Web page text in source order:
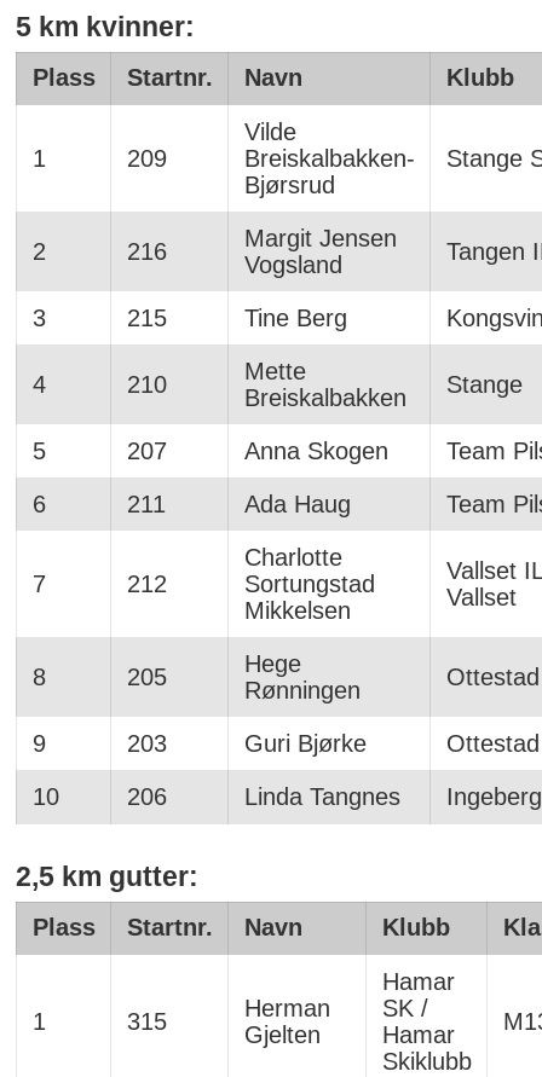
5 km kvinner:
Plass Startnr. Navn Klubb
1 209
Vilde
Breiskalbakken-
Bjørsrud
Stange
2 216
Margit Jensen
Vogsland
Tangen
3 215 Tine Berg
4 210
Mette
Breiskalbakken
Stange
5 207 Anna Skogen
Team
6
211 Ada Haug Team
7 212
Charlotte
Sortungstad
Mikkelsen
Vallset
Vallset
8 205
Hege
Rønningen
Ottestad
9 203 Guri Bjørke
Ottestad
10
206 Linda Tangnes Ingeberg
2,5 km gutter:
Plass Startnr. Navn Klubb
1 315
Herman
Gjelten
Hamar
SK /
Hamar
Skiklubb